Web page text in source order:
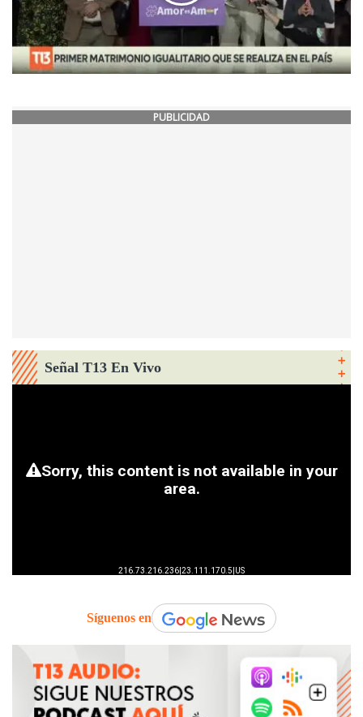
PUBLICIDAD
Señal T13 En Vivo
Síguenos en